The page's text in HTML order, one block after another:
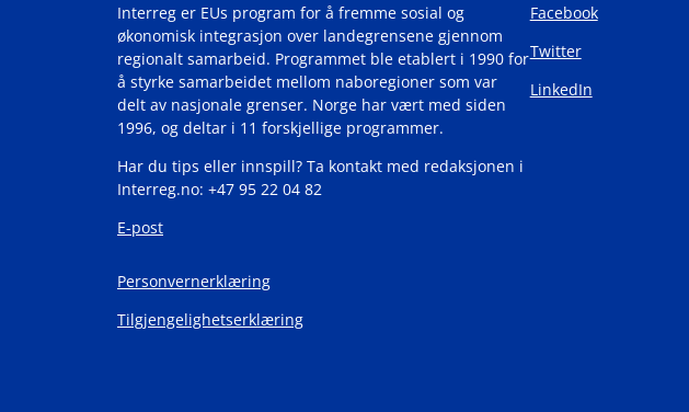
Interreg er EUs program for å fremme sosial og
økonomisk integrasjon over landegrensene gjennom
regionalt samarbeid. Programmet ble etablert i 1990 for
å styrke samarbeidet mellom naboregioner som var
delt av nasjonale grenser. Norge har vært med siden
1996, og deltar i 11 forskjellige programmer.
Har du tips eller innspill? Ta kontakt med redaksjonen i
Interreg.no: +47 95 22 04 82
E-post
Facebook
Twitter
LinkedIn
Personvernerklæring
Tilgjengelighetserklæring